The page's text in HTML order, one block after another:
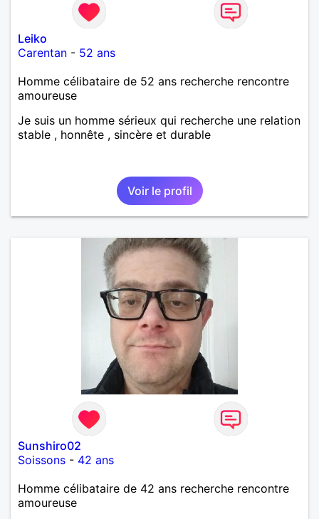
Leiko
Carentan - 52 ans
Homme célibataire de 52 ans recherche rencontre
amoureuse
Je suis un homme sérieux qui recherche une relation
stable , honnête , sincère et durable
Voir le profil
Sunshiro02
Soissons - 42 ans
Homme célibataire de 42 ans recherche rencontre
amoureuse